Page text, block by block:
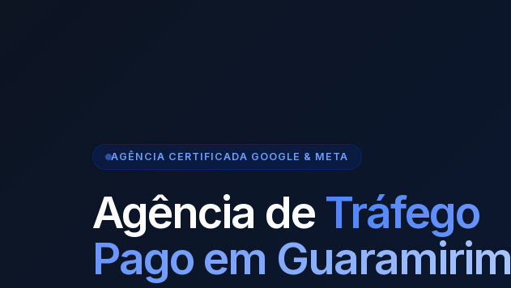
AGÊNCIA CERTIFICADA GOOGLE & META
Agência de Tráfego
Pago em Guaramirim